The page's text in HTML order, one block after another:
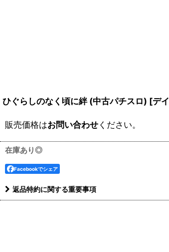
ひぐらしのなく頃に絆 (中古パチスロ) [デ
販売価格はお問い合わせください。
在庫あり◎
Facebookでシェア
返品特約に関する重要事項